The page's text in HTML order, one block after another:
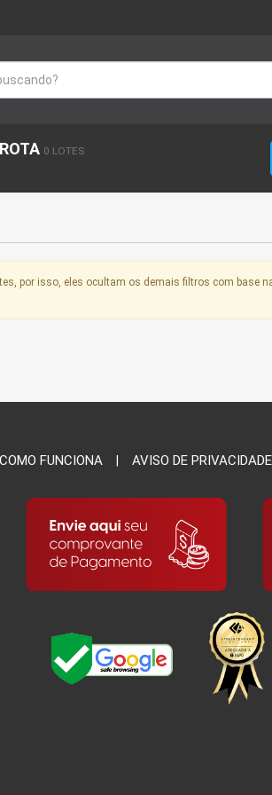
0 LOTES
por isso, eles ocultam os demais filtros com base
COMO FUNCIONA AVISO DE PRIVACIDADE